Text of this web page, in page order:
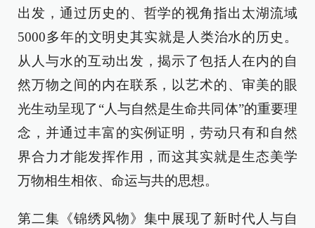
出发，通过历史的、哲学的视角指出太湖流域
5000多年的文明史其实就是人类治水的历史。
从人与水的互动出发，揭示了包括人在内的自
然万物之间的内在联系，以艺术的、审美的眼
光生动呈现了“人与自然是生命共同体”的重要理
念，并通过丰富的实例证明，劳动只有和自然
界合力才能发挥作用，而这其实就是生态美学
万物相生相依、命运与共的思想。
第二集《锦绣风物》集中展现了新时代人与自